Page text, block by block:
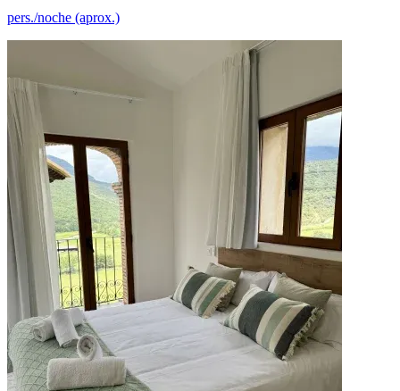
pers./noche (aprox.)